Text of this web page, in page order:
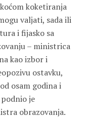
koketiranja
valjati, sada ili
i fijasko sa
– ministrica
kao izbor i
ostavku,
osam godina i
je
obrazovanja.